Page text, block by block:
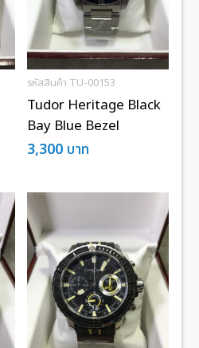
รหัสสินค้า TU-00153
Tudor Heritage Black
Bay Blue Bezel
3,300 บาท